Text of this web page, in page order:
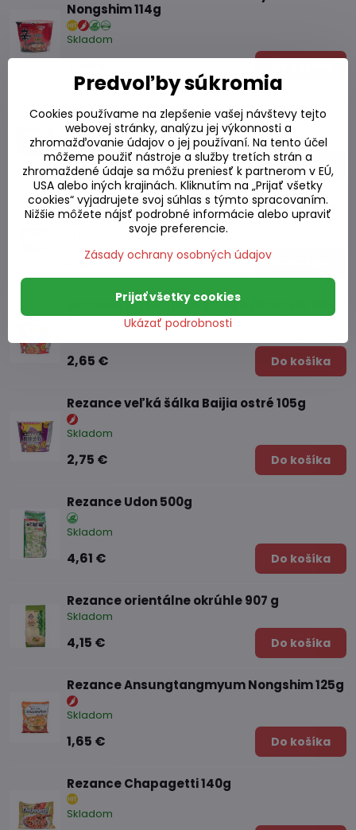
Nongshim 114g
Skladom
Rezance veľká šálka SY ostré kuracie 105g
Skladom
3,30 € Do košíka
Rezance veľká šálka Nongshim ostré 100g
2,40 €
Rezance veľká šálka Baijia ostrokyslé 105g
2,65 € Do košíka
Rezance veľká šálka Baijia ostré 105g
Skladom
2,75 € Do košíka
Rezance Udon 500g
Skladom
4,61 € Do košíka
Rezance orientálne okrúhle 907 g
Skladom
4,15 € Do košíka
Rezance Ansungtangmyum Nongshim 125g
Skladom
1,65 € Do košíka
Rezance Chapagetti 140g
Skladom
Predvoľby súkromia
Cookies používame na zlepšenie vašej návštevy tejto
webovej stránky, analýzu jej výkonnosti a
zhromažďovanie údajov o jej používaní. Na tento účel
môžeme použiť nástroje a služby tretích strán a
zhromaždené údaje sa môžu preniesť k partnerom v EÚ,
USA alebo iných krajinách. Kliknutím na „Prijať všetky
cookies“ vyjadrujete svoj súhlas s týmto spracovaním.
Nižšie môžete nájsť podrobné informácie alebo upraviť
svoje preferencie.
Zásady ochrany osobných údajov
Ukázať podrobnosti
Prijať všetky cookies